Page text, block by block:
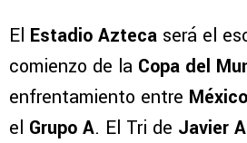
El Estadio Azteca será el
comienzo de la Copa del
enfrentamiento entre México
el Grupo A. El Tri de Javier